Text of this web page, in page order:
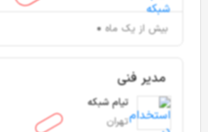
بیش از یک ماه
مدیر فنی
تیام شبکه
تهران